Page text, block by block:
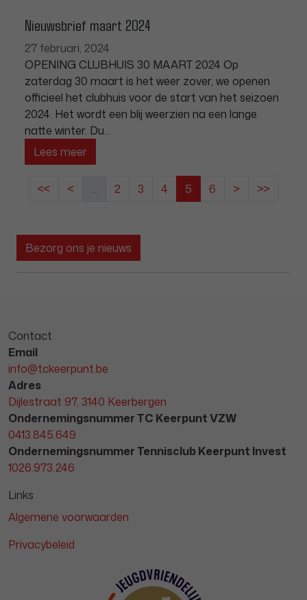
Nieuwsbrief maart 2024
27 februari, 2024
OPENING CLUBHUIS 30 MAART 2024 Op
zaterdag 30 maart is het weer zover, we openen
officieel het clubhuis voor de start van het seizoen
2024. Het wordt een blij weerzien na een lange
natte winter. Du...
Lees meer
<< < ... 2 3 4 5 6 > >>
Bezorg ons je nieuws
Contact
Email
info@tckeerpunt.be
Adres
Dijlestraat 97, 3140 Keerbergen
Ondernemingsnummer TC Keerpunt VZW
0413.845.649
Ondernemingsnummer Tennisclub Keerpunt Invest
1026.973.246
Links
Algemene voorwaarden
Privacybeleid